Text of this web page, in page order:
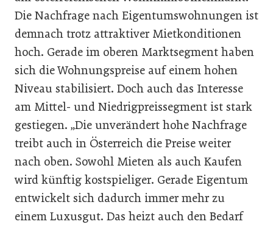
Die Nachfrage nach Eigentumswohnungen ist
demnach trotz attraktiver Mietkonditionen
hoch. Gerade im oberen Marktsegment haben
sich die Wohnungspreise auf einem hohen
Niveau stabilisiert. Doch auch das Interesse
am Mittel- und Niedrigpreissegment ist stark
gestiegen. „Die unverändert hohe Nachfrage
treibt auch in Österreich die Preise weiter
nach oben. Sowohl Mieten als auch Kaufen
wird künftig kostspieliger. Gerade Eigentum
entwickelt sich dadurch immer mehr zu
einem Luxusgut. Das heizt auch den Bedarf